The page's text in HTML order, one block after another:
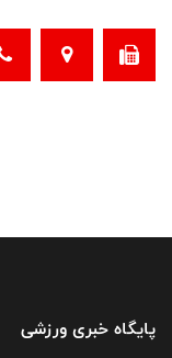
پایگاه خبری ورزشی